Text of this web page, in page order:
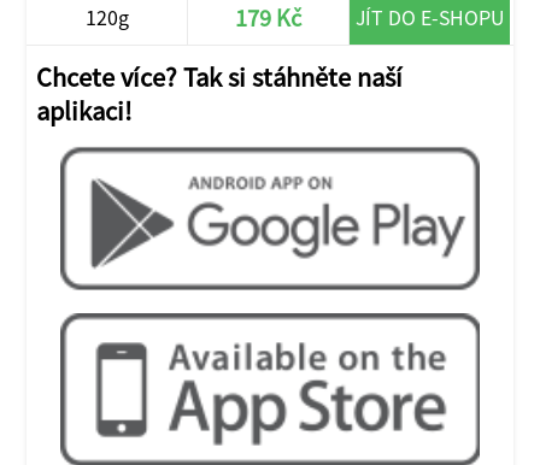
120g 179 Kč JÍT DO E-SHOPU
Chcete více? Tak si stáhněte naší
aplikaci!